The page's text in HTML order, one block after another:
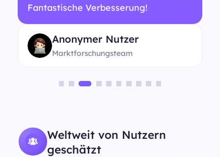
Fantastische Verbesserung!
Anonymer Nutzer
Marktforschungsteam
Weltweit von Nutzern
geschätzt